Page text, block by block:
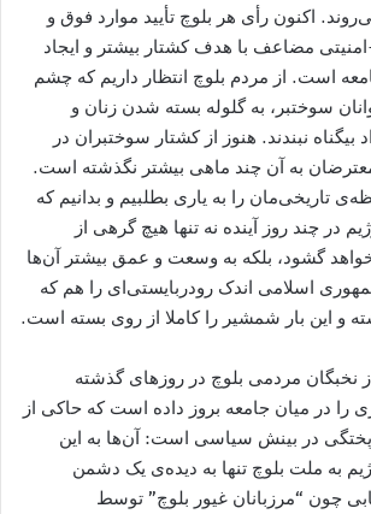
اکنون رأی هر بلوچ تأیید موارد فوق و
مضاعف با هدف کشتار بیشتر و ایجاد
است. از مردم بلوچ انتظار داریم که چشم
سوختبر، به گلوله بسته شدن زنان و
بیگناه نبندند. هنوز از کشتار سوختبران در
به آن چند ماهی بیشتر نگذشته است.
تاریخی‌مان را به یاری بطلبیم و بدانیم که
در چند روز آینده نه تنها هیچ گرهی از
گشود، بلکه به وسعت و عمق بیشتر آن‌‌ها
اسلامی اندک رودربایستی‌ای را هم که
و این بار شمشیر را کاملا از روی بسته است.
نخبگان مردمی بلوچ در روزهای گذشته
را در میان جامعه بروز داده است که حاکی از
پختگی در بینش سیاسی است: آن‌ها به این
به ملت بلوچ تنها به دیده‌ی یک دشمن
چون “مرزبانان غیور بلوچ” توسط